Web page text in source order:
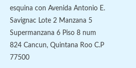
esquina con Avenida Antonio E.
Savignac Lote 2 Manzana 5
Supermanzana 6 Piso 8 num
824 Cancun, Quintana Roo C.P
77500